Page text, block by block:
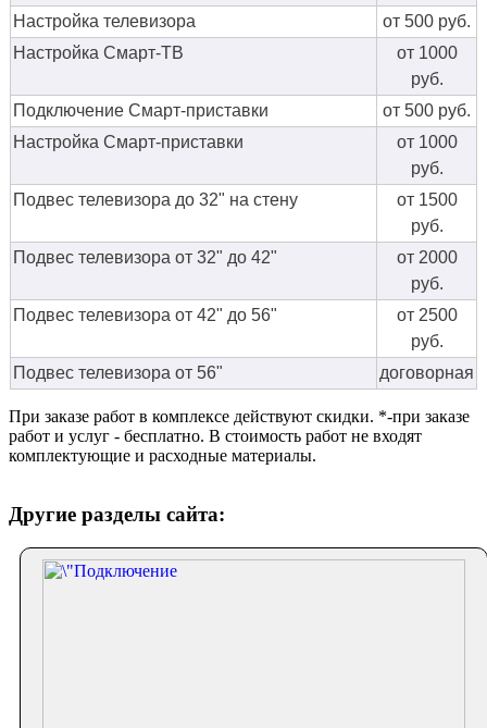
Настройка телевизора
от 500 руб.
Настройка Смарт-ТВ
от 1000
руб.
Подключение Смарт-приставки
от 500 руб.
Настройка Смарт-приставки
от 1000
руб.
Подвес телевизора до 32" на стену
от 1500
руб.
Подвес телевизора от 32" до 42"
от 2000
руб.
Подвес телевизора от 42" до 56"
от 2500
руб.
Подвес телевизора от 56"
договорная
При заказе работ в комплексе действуют скидки. *-при заказе
работ и услуг - бесплатно. В стоимость работ не входят
комплектующие и расходные материалы.
Другие разделы сайта: